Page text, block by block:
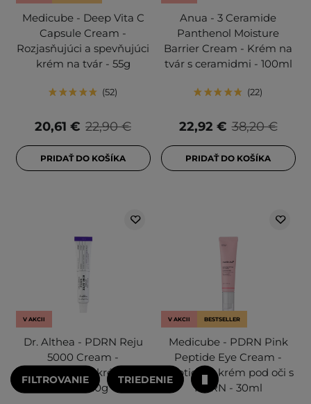
Medicube - Deep Vita C
Capsule Cream -
Rozjasňujúci a spevňujúci
krém na tvár - 55g
52
22,90 €
20,61 €
PRIDAŤ DO KOŠÍKA
Anua - 3 Ceramide
Panthenol Moisture
Barrier Cream - Krém na
tvár s ceramidmi - 100ml
22
38,20 €
22,92 €
PRIDAŤ DO KOŠÍKA
V AKCII
Dr. Althea - PDRN Reju
5000 Cream -
Regeneračný krém na
tvár - 20g
V AKCII BESTSELLER
Medicube - PDRN Pink
Peptide Eye Cream -
Peptidový krém pod oči s
PDRN - 30ml
FILTROVANIE TRIEDENIE